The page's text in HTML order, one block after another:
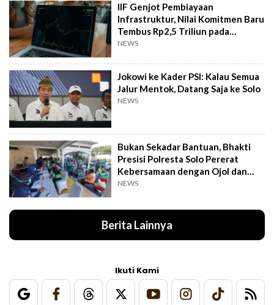
IIF Genjot Pembiayaan
Infrastruktur, Nilai Komitmen Baru
Tembus Rp2,5 Triliun pada
Semester I 2026
NEWS
Jokowi ke Kader PSI: Kalau Semua
Jalur Mentok, Datang Saja ke Solo
NEWS
Bukan Sekadar Bantuan, Bhakti
Presisi Polresta Solo Pererat
Kebersamaan dengan Ojol dan
Supeltas
NEWS
Berita Lainnya
Ikuti Kami